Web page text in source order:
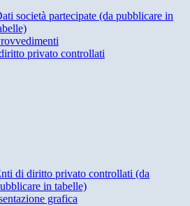
società partecipate (da pubblicare in
privato controllati
di diritto privato controllati (da
in tabelle)
grafica